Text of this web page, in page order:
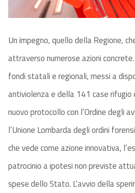
Un impegno, quello della Regione,
attraverso numerose azioni
fondi statali e regionali, messi a
antiviolenza e della 141 case rifugio
nuovo protocollo con l’Ordine degli
l’Unione Lombarda degli ordini
che vede come azione innovativa,
patrocinio a ipotesi non previste
spese dello Stato. L’avvio della